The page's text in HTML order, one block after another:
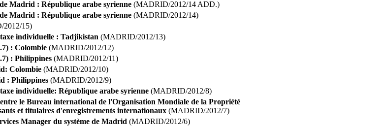
Madrid : République arabe syrienne (MADRID/2012/14 ADD.)
Madrid : République arabe syrienne (MADRID/2012/14)
15)
individuelle : Tadjikistan (MADRID/2012/13)
: Colombie (MADRID/2012/12)
: Philippines (MADRID/2012/11)
Colombie (MADRID/2012/10)
: Philippines (MADRID/2012/9)
individuelle: République arabe syrienne (MADRID/2012/8)
le Bureau international de l'Organisation Mondiale de la Propriété
et titulaires d'enregistrements internationaux (MADRID/2012/7)
Manager du système de Madrid (MADRID/2012/6)